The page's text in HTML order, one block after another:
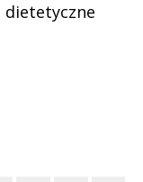
dietetyczne